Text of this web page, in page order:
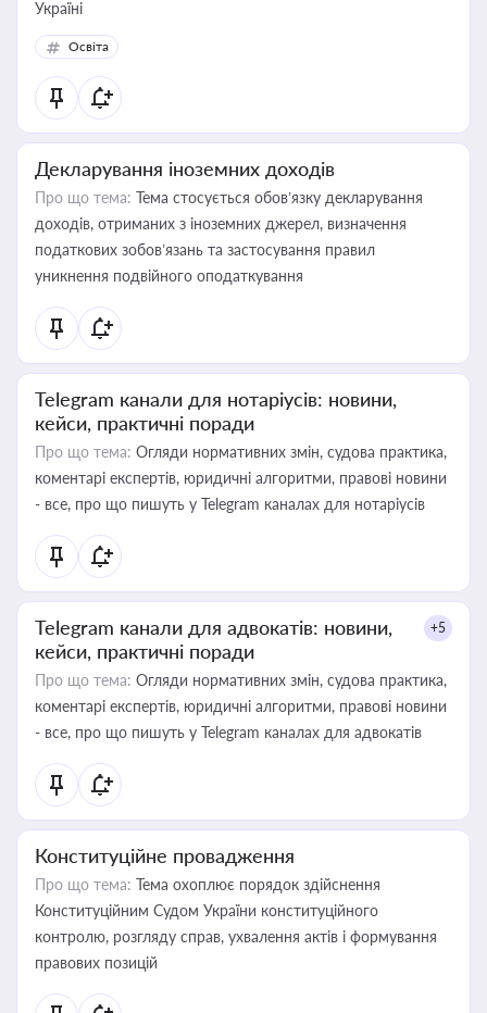
Україні
Освіта
Декларування іноземних доходів
Про що тема: Тема стосується обов’язку декларування
доходів, отриманих з іноземних джерел, визначення
податкових зобов’язань та застосування правил
уникнення подвійного оподаткування
Telegram канали для нотаріусів: новини,
кейси, практичні поради
Про що тема: Огляди нормативних змін, судова практика,
коментарі експертів, юридичні алгоритми, правові новини
- все, про що пишуть у Telegram каналах для нотаріусів
Telegram канали для адвокатів: новини,
кейси, практичні поради
+5
Про що тема: Огляди нормативних змін, судова практика,
коментарі експертів, юридичні алгоритми, правові новини
- все, про що пишуть у Telegram каналах для адвокатів
Конституційне провадження
Про що тема: Тема охоплює порядок здійснення
Конституційним Судом України конституційного
контролю, розгляду справ, ухвалення актів і формування
правових позицій